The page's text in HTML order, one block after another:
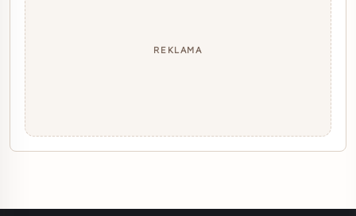
REKLAMA